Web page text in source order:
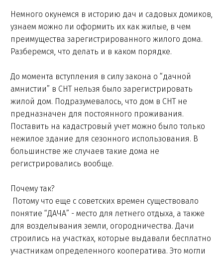
Немного окунемся в историю дач и садовых домиков,
узнаем можно ли оформить их как жилые, в чем
преимущества зарегистрированного жилого дома.
Разберемся, что делать и в каком порядке.
До момента вступления в силу закона о “дачной
амнистии” в СНТ нельзя было зарегистрировать
жилой дом. Подразумевалось, что дом в СНТ не
предназначен для постоянного проживания.
Поставить на кадастровый учет можно было только
нежилое здание для сезонного использования. В
большинстве же случаев такие дома не
регистрировались вообще.
Почему так?
Потому что еще с советских времен существовало
понятие “ДАЧА” - место для летнего отдыха, а также
для возделывания земли, огородничества. Дачи
строились на участках, которые выдавали бесплатно
участникам определенного кооператива. Это могли